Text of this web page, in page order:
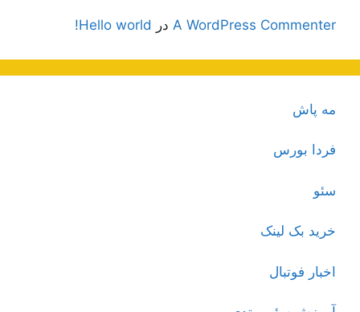
A WordPress Commenter در Hello world!
مه پاش
فردا بورس
سئو
خرید بک لینک
اخبار فوتبال